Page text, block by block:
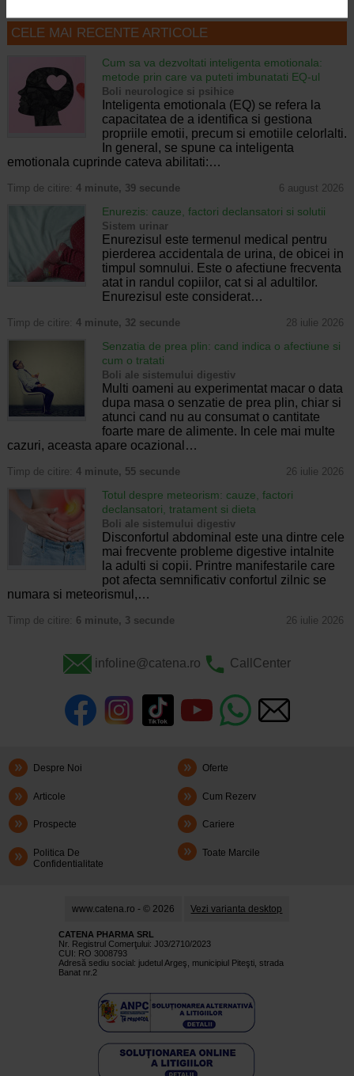
CELE MAI RECENTE ARTICOLE
Cum sa va dezvoltati inteligenta emotionala:
metode prin care va puteti imbunatati EQ-ul
Boli neurologice si psihice
Inteligenta emotionala (EQ) se refera la
capacitatea de a identifica si gestiona
propriile emotii, precum si emotiile celorlalti.
In general, se spune ca inteligenta
emotionala cuprinde cateva abilitati:…
Timp de citire: 4 minute, 39 secunde 6 august 2026
Enurezis: cauze, factori declansatori si solutii
Sistem urinar
Enurezisul este termenul medical pentru
pierderea accidentala de urina, de obicei in
timpul somnului. Este o afectiune frecventa
atat in randul copiilor, cat si al adultilor.
Enurezisul este considerat…
Timp de citire: 4 minute, 32 secunde 28 iulie 2026
Senzatia de prea plin: cand indica o afectiune si
cum o tratati
Boli ale sistemului digestiv
Multi oameni au experimentat macar o data
dupa masa o senzatie de prea plin, chiar si
atunci cand nu au consumat o cantitate
foarte mare de alimente. In cele mai multe
cazuri, aceasta apare ocazional…
Timp de citire: 4 minute, 55 secunde 26 iulie 2026
Totul despre meteorism: cauze, factori
declansatori, tratament si dieta
Boli ale sistemului digestiv
Disconfortul abdominal este una dintre cele
mai frecvente probleme digestive intalnite
la adulti si copii. Printre manifestarile care
pot afecta semnificativ confortul zilnic se
numara si meteorismul,…
Timp de citire: 6 minute, 3 secunde 26 iulie 2026
infoline@catena.ro CallCenter
Despre Noi Oferte
Articole Cum Rezerv
Prospecte Cariere
Politica De
Confidentialitate
Toate Marcile
www.catena.ro - © 2026 Vezi varianta desktop
CATENA PHARMA SRL
Nr. Registrul Comerţului: J03/2710/2023
CUI: RO 3008793
Adresă sediu social: judetul Argeş, municipiul Piteşti, strada
Banat nr.2